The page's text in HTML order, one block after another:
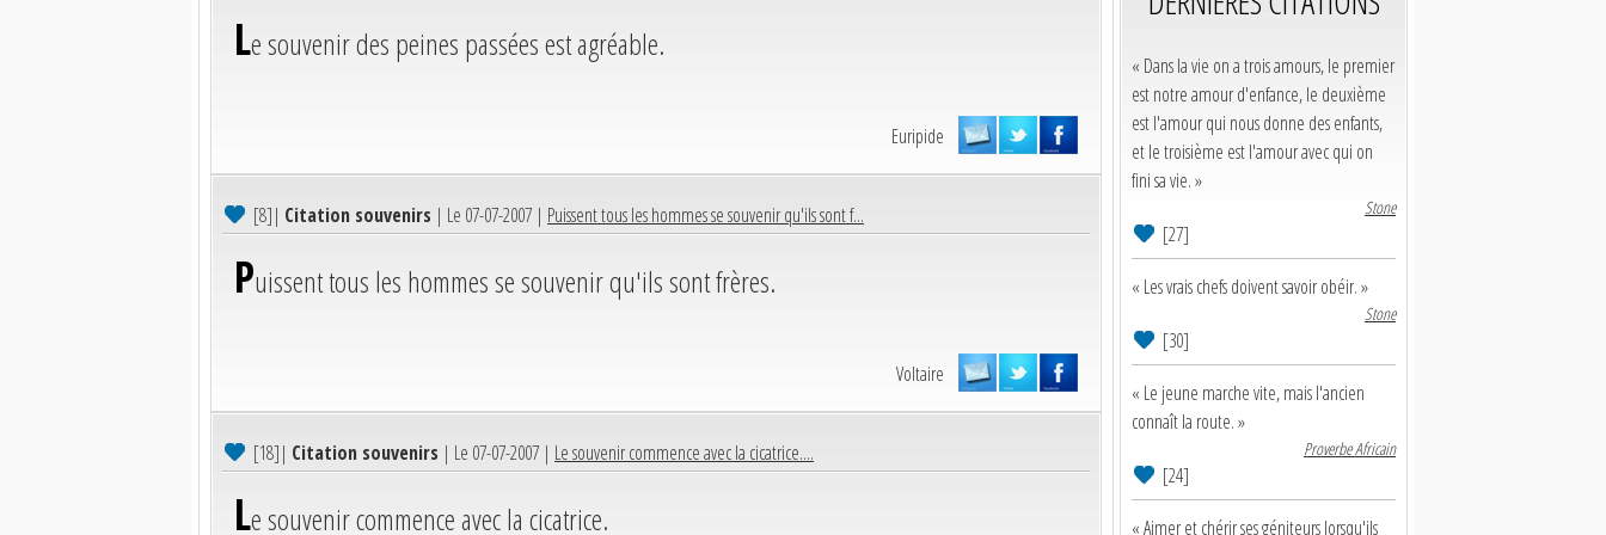
Le souvenir des peines passées est agréable.
Euripide
[8]| Citation souvenirs | Le 07-07-2007 | Puissent tous les hommes se souvenir qu'ils sont f...
Puissent tous les hommes se souvenir qu'ils sont frères.
Voltaire
[18]| Citation souvenirs | Le 07-07-2007 | Le souvenir commence avec la cicatrice....
Le souvenir commence avec la cicatrice.
« Dans la vie on a trois amours, le premier
est notre amour d'enfance, le deuxième
est l'amour qui nous donne des enfants,
et le troisième est l'amour avec qui on
fini sa vie. »
Stone
[27]
« Les vrais chefs doivent savoir obéir. »
Stone
[30]
« Le jeune marche vite, mais l'ancien
connaît la route. »
Proverbe Africain
[24]
« Aimer et chérir ses géniteurs lorsqu'ils